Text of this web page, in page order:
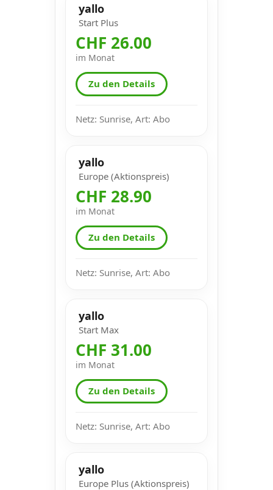
yallo
Start Plus
CHF 26.00
im Monat
Zu den Details
Netz: Sunrise, Art: Abo
yallo
Europe (Aktionspreis)
CHF 28.90
im Monat
Zu den Details
Netz: Sunrise, Art: Abo
yallo
Start Max
CHF 31.00
im Monat
Zu den Details
Netz: Sunrise, Art: Abo
yallo
Europe Plus (Aktionspreis)